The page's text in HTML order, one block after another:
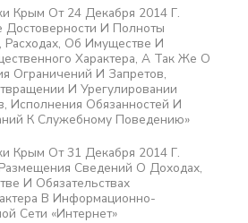
Крым От 24 Декабря 2014 Г.
И Полноты
Об Имуществе И
Характера, А Так Же О
Ограничений И Запретов,
И Урегулировании
Исполнения Обязанностей И
К Служебному Поведению»
Крым От 31 Декабря 2014 Г.
Сведений О Доходах,
И Обязательствах
В Информационно-
Сети «Интернет»